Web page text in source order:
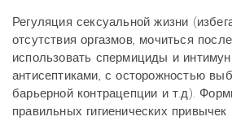
Регуляция сексуальной жизни
отсутствия оргазмов, мочиться
использовать спермициды и
антисептиками, с осторожностью
барьерной контрацепции и т.д).
правильных гигиенических